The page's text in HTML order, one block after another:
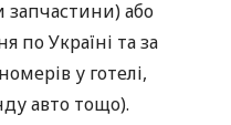
запчастини) або
по Україні та за
у готелі,
авто тощо).